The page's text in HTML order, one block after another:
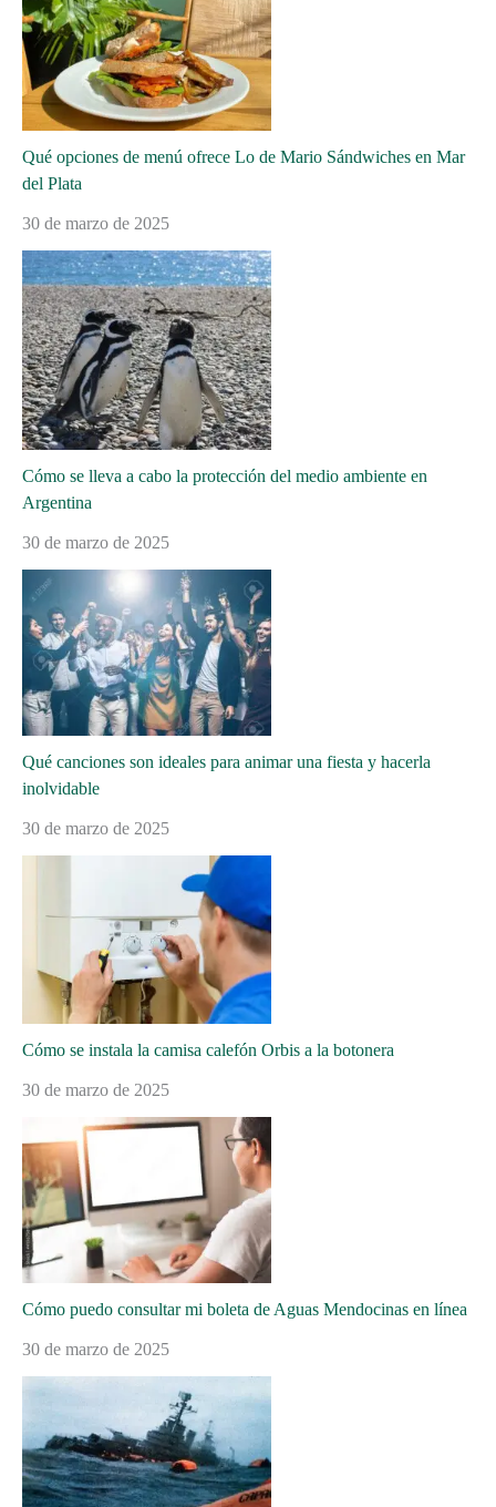
Qué opciones de menú ofrece Lo de Mario Sándwiches en Mar
del Plata
30 de marzo de 2025
Cómo se lleva a cabo la protección del medio ambiente en
Argentina
30 de marzo de 2025
Qué canciones son ideales para animar una fiesta y hacerla
inolvidable
30 de marzo de 2025
Cómo se instala la camisa calefón Orbis a la botonera
30 de marzo de 2025
Cómo puedo consultar mi boleta de Aguas Mendocinas en línea
30 de marzo de 2025